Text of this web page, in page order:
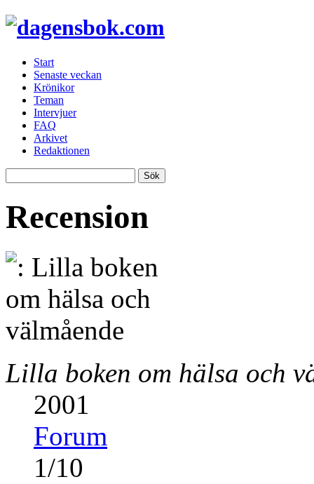
Start
Senaste veckan
Krönikor
Teman
Intervjuer
FAQ
Arkivet
Redaktionen
Recension
Lilla boken om hälsa och
2001
Forum
1/10